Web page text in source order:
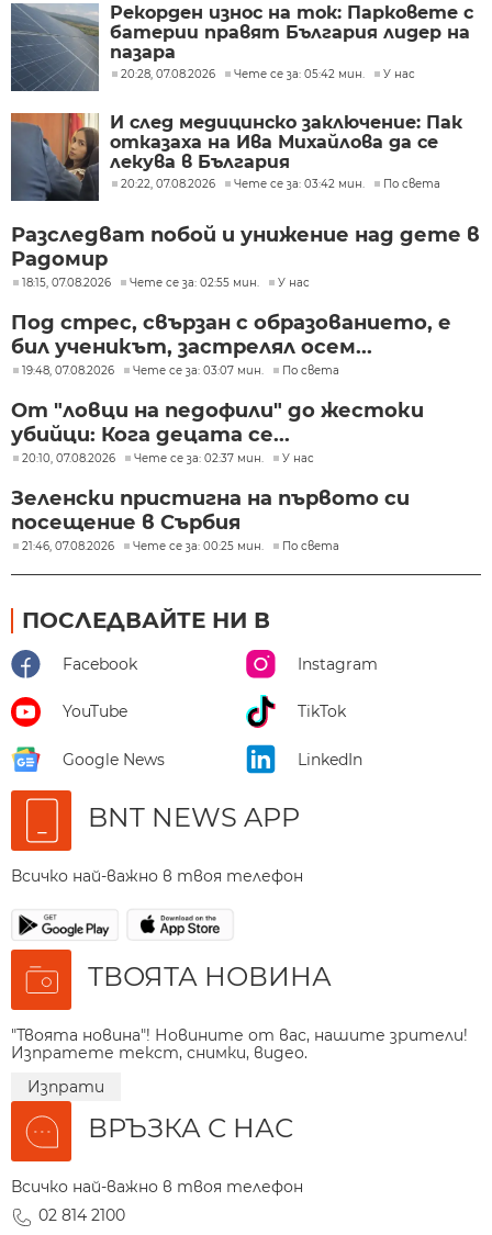
Рекорден износ на ток: Парковете с
батерии правят България лидер на
пазара
20:28, 07.08.2026 Чете се за: 05:42 мин. У нас
И след медицинско заключение: Пак
отказаха на Ива Михайлова да се
лекува в България
20:22, 07.08.2026 Чете се за: 03:42 мин. По света
Разследват побой и унижение над дете в
Радомир
18:15, 07.08.2026 Чете се за: 02:55 мин. У нас
Под стрес, свързан с образованието, е
бил ученикът, застрелял осем...
19:48, 07.08.2026 Чете се за: 03:07 мин. По света
От "ловци на педофили" до жестоки
убийци: Кога децата се...
20:10, 07.08.2026 Чете се за: 02:37 мин. У нас
Зеленски пристигна на първото си
посещение в Сърбия
21:46, 07.08.2026 Чете се за: 00:25 мин. По света
ПОСЛЕДВАЙТЕ НИ В
Facebook Instagram
YouTube TikTok
Google News LinkedIn
BNT NEWS APP
Всичко най-важно в твоя телефон
ТВОЯТА НОВИНА
"Твоята новина"! Новините от вас, нашите зрители!
Изпратете текст, снимки, видео.
Изпрати
ВРЪЗКА С НАС
Всичко най-важно в твоя телефон
02 814 2100